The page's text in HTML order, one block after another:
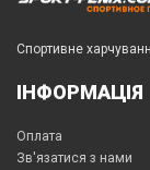
Спортивне
ІНФОРМАЦІЯ
Оплата
Зв'язатися з нами